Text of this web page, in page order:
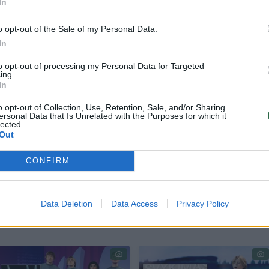
opt-out of the Sale of my Personal Data.
opt-out of processing my Personal Data for Targeted
opt-out of Collection, Use, Retention, Sale, and/or Sharing
Data that Is Unrelated with the Purposes for which it
CONFIRM
Data Deletion Data Access Privacy Policy
mūsų kadrų, norėjome jį palikti nuo pradžių iki
kadrų, jiems norėjosi dinamikos. Šioje
kaip norime mes – taip buvo mūsų
– dalijosi pasirodymo režisierius
šalys vis geriau įsiklauso į
delegacijos „Eurovizijoje“ vadovas Audrius